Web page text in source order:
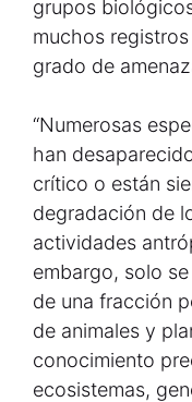
grupos
muchos
grado de
“Numerosas
han
crítico o están
degradación de
actividades
embargo, solo
de una fracción
de animales y
conocimiento
ecosistemas,